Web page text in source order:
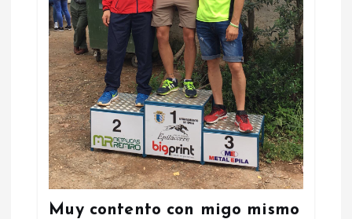
Muy contento con migo mismo